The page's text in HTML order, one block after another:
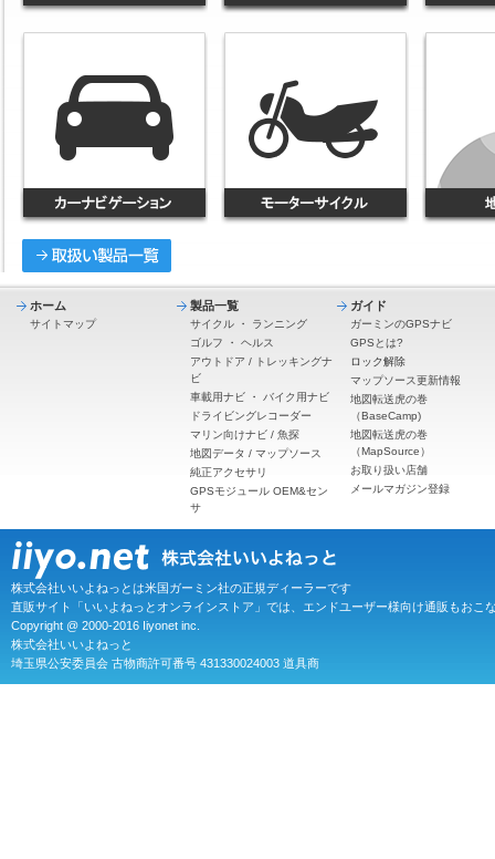
ホーム
サイトマップ
製品一覧
サイクル ・ ランニング
ゴルフ ・ ヘルス
アウトドア / トレッキングナ
ビ
車載用ナビ ・ バイク用ナビ
ドライビングレコーダー
マリン向けナビ / 魚探
地図データ / マップソース
純正アクセサリ
GPSモジュール OEM&セン
サ
ガイド
ガーミンのGPSナビ
GPSとは?
ロック解除
マップソース更新情報
地図転送虎の巻
（BaseCamp)
地図転送虎の巻
（MapSource）
お取り扱い店舗
メールマガジン登録
株式会社いいよねっとは米国ガーミン社の正規ディーラーです
直販サイト「いいよねっとオンラインストア」では、エンドユーザー様向け通販もおこ
Copyright @ 2000-2016 Iiyonet inc.
株式会社いいよねっと
埼玉県公安委員会 古物商許可番号 431330024003 道具商